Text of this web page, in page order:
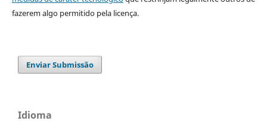
fazerem algo permitido pela licença.
Enviar Submissão
Idioma